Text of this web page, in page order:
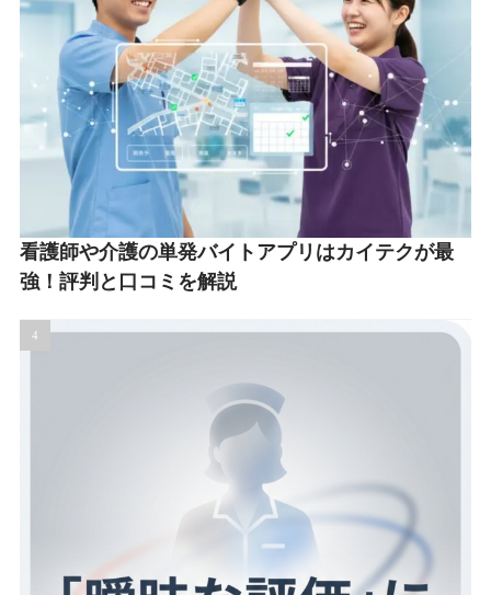
看護師や介護の単発バイトアプリはカイテクが最
強！評判と口コミを解説